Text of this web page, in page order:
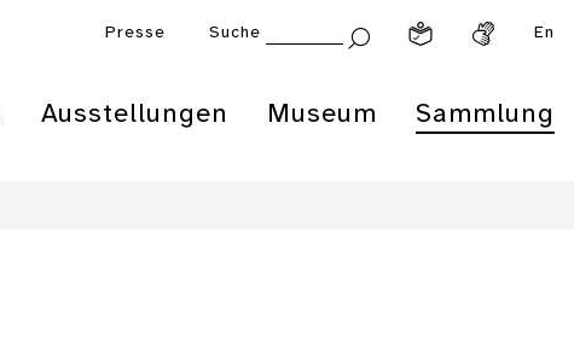
Presse Suche En
Ausstellungen Museum Sammlung